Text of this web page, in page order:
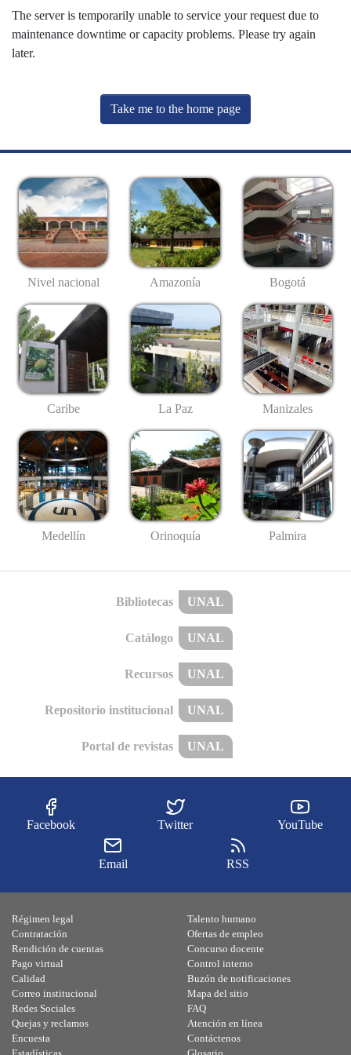
The server is temporarily unable to service your request due to
maintenance downtime or capacity problems. Please try again
later.
Take me to the home page
Nivel nacional Amazonía Bogotá
Caribe La Paz Manizales
Medellín Orinoquía Palmira
Bibliotecas UNAL
Catálogo UNAL
Recursos UNAL
Repositorio institucional UNAL
Portal de revistas UNAL
Facebook Twitter YouTube
Email RSS
Régimen legal
Contratación
Rendición de cuentas
Pago virtual
Calidad
Talento humano
Ofertas de empleo
Concurso docente
Control interno
Buzón de notificaciones
Correo institucional
Redes Sociales
Quejas y reclamos
Encuesta
Mapa del sitio
FAQ
Atención en línea
Contáctenos